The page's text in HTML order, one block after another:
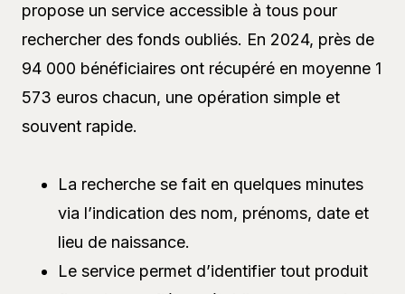
propose un service accessible à tous pour
rechercher des fonds oubliés. En 2024, près de
94 000 bénéficiaires ont récupéré en moyenne 1
573 euros chacun, une opération simple et
souvent rapide.
La recherche se fait en quelques minutes
via l’indication des nom, prénoms, date et
lieu de naissance.
Le service permet d’identifier tout produit